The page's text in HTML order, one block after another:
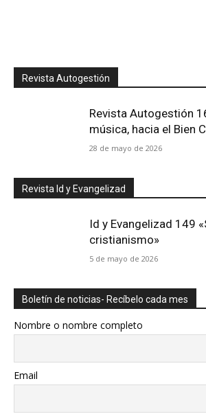
Revista Autogestión
Revista Autogestión
música, hacia el Bien
28 de mayo de 2026
Revista Id y Evangelizad
Id y Evangelizad 149
cristianismo»
5 de mayo de 2026
Boletín de noticias- Recíbelo cada mes
Nombre o nombre completo
Email